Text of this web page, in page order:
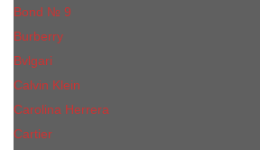
Bond № 9
Burberry
Bvlgari
Calvin Klein
Carolina Herrera
Cartier